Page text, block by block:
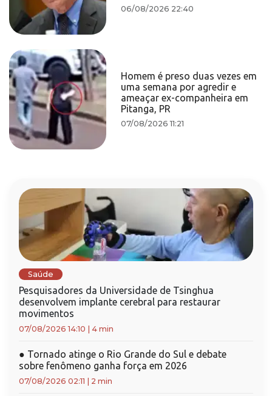
06/08/2026 22:40
Homem é preso duas vezes em
uma semana por agredir e
ameaçar ex-companheira em
Pitanga, PR
07/08/2026 11:21
Saúde
Pesquisadores da Universidade de Tsinghua
desenvolvem implante cerebral para restaurar
movimentos
07/08/2026 14:10 4 min
● Tornado atinge o Rio Grande do Sul e debate
sobre fenômeno ganha força em 2026
07/08/2026 02:11 2 min